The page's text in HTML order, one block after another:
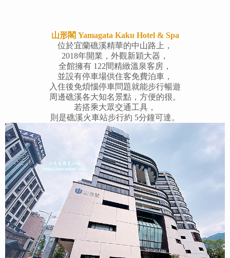
山形閣 Yamagata Kaku Hotel & Spa
位於宜蘭礁溪精華的中山路上，
2018年開業，外觀新穎大器，
全館擁有 122間精緻溫泉客房，
並設有停車場供住客免費泊車，
入住後免煩惱停車問題就能步行暢遊
周邊礁溪各大知名景點，方便的很。
若搭乘大眾交通工具，
則是礁溪火車站步行約 5分鐘可達。